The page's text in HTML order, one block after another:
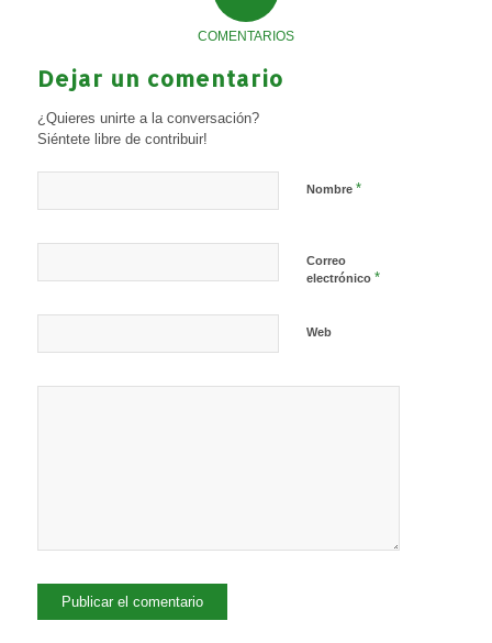
COMENTARIOS
Dejar un comentario
¿Quieres unirte a la conversación?
Siéntete libre de contribuir!
Nombre *
Correo
electrónico *
Web